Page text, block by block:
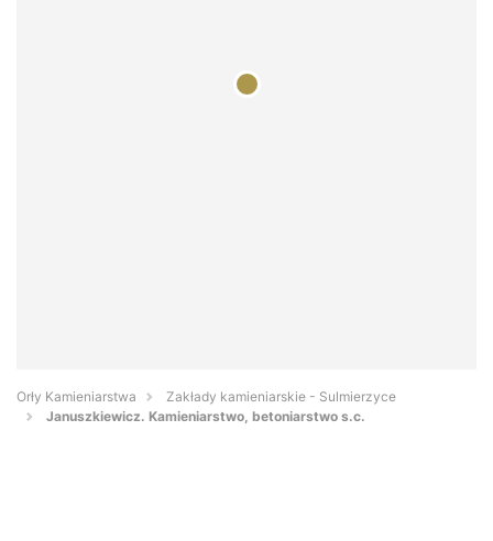
Orły Kamieniarstwa
Zakłady kamieniarskie - Sulmierzyce
Januszkiewicz. Kamieniarstwo, betoniarstwo s.c.